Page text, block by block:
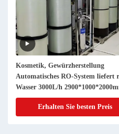
Kosmetik, Gewürzherstellung
Automatisches RO-System liefert
Wasser 3000L/h
Erhalten Sie besten Preis